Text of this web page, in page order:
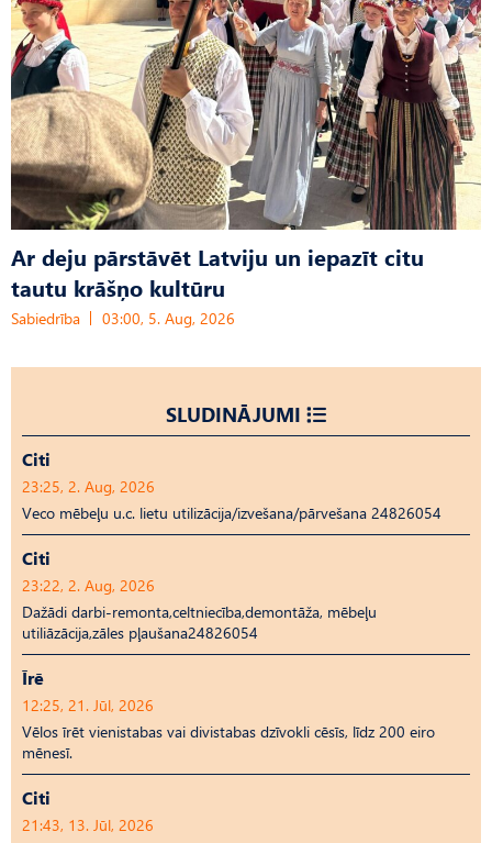
Ar deju pārstāvēt Latviju un iepazīt citu
tautu krāšņo kultūru
Sabiedrība 03:00, 5. Aug, 2026
SLUDINĀJUMI
Citi
23:25, 2. Aug, 2026
Veco mēbeļu u.c. lietu utilizācija/izvešana/pārvešana 24826054
Citi
23:22, 2. Aug, 2026
Dažādi darbi-remonta,celtniecība,demontāža, mēbeļu
utiliāzācija,zāles pļaušana24826054
Īrē
12:25, 21. Jūl, 2026
Vēlos īrēt vienistabas vai divistabas dzīvokli cēsīs, līdz 200 eiro
mēnesī.
Citi
21:43, 13. Jūl, 2026